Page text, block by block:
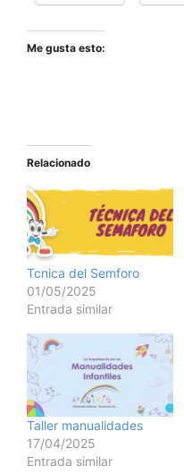
Me gusta esto:
Relacionado
Tcnica del Semforo
01/05/2025
Entrada similar
Taller manualidades
17/04/2025
Entrada similar